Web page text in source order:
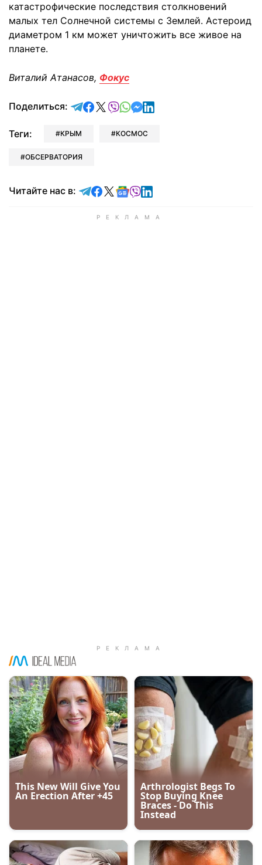
катастрофические последствия столкновений
малых тел Солнечной системы с Землей. Астероид
диаметром 1 км может уничтожить все живое на
планете.
Виталий Атанасов, Фокус
Поделиться: отправить в Telegram
поделиться в Facebook
поделиться в X
отправить в Viber
отправить в Whatsapp
отправить в Messenger
отправить в LinkedIn
Теги: КРЫМ КОСМОС
ОБСЕРВАТОРИЯ
Читайте нас в: Читайте в Telegram
Читайте в Facebook
Читайте в X
Читайте в Google news
Читайте в Viber
Читайте в LinkedIn